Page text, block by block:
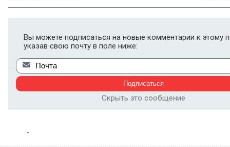
Вы можете подписаться на новые комментарии к этому
указав свою почту в поле ниже:
Скрыть это сообщение